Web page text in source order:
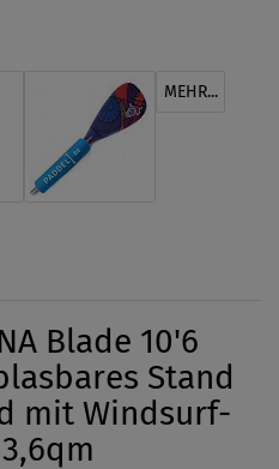
MEHR...
Blade 10'6
Stand
mit Windsurf-